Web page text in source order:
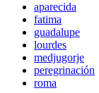
aparecida
fatima
guadalupe
lourdes
medjugorje
peregrinación
roma